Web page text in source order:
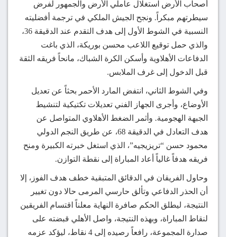
أصحاب الأرض استغلال عاملي الأرض والجمهور لفرض
سيطرتهم مبكراً. ونجح الجيش الملكي في ترجمة أفضليته
النسبية في الشوط الأول إلى هدف التقدم عند الدقيقة 36،
والذي حمل توقيع اللاعب محسن بوريكة، الذي باغت
الدفاعات الأهلاوية وأسكن الكرة الشباك، مانحاً فريقه الثقة
قبل الدخول إلى غرف الملابس.
وفي الشوط الثاني، انتفض المارد الأحمر بحثاً عن تعديل
الأوضاع، وأجرى الجهاز الفني تعديلات تكتيكية لتنشيط
الجبهة الهجومية. وأثمر الضغط الأهلاوي المتواصل عن
هدف التعادل في الدقيقة 68، عن طريق النجم الدولي
محمود حسن “تريزيجيه”، الذي استغل خبرته الكبيرة ومنح
فريقه هدفاً غالياً أعاد المباراة إلى نقطة التوازن.
وحاول الفريقان في الدقائق المتبقية خطف هدف الفوز، إلا
أن الحذر الدفاعي وتألق حارسي المرمى حالا دون تغيير
النتيجة، ليطلق الحكم صافرة النهاية معلناً اقتسام الفريقين
لنقاط المباراة، وبهذه النتيجة، واصل الأهلي قبضته على
صدارة المجموعة، رافعاً رصيده إلى 4 نقاط، ليؤكد عزمه